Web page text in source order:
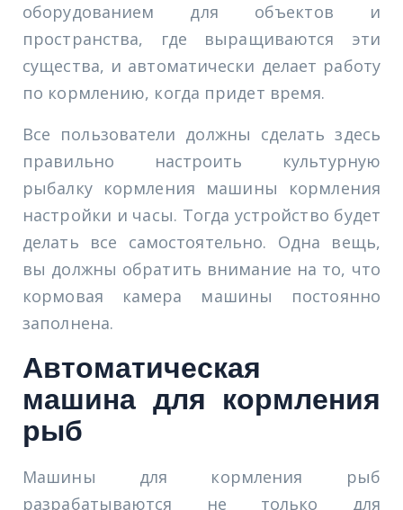
оборудованием для объектов и
пространства, где выращиваются эти
существа, и автоматически делает работу
по кормлению, когда придет время.
Все пользователи должны сделать здесь
правильно настроить культурную
рыбалку кормления машины кормления
настройки и часы. Тогда устройство будет
делать все самостоятельно. Одна вещь,
вы должны обратить внимание на то, что
кормовая камера машины постоянно
заполнена.
Автоматическая
машина для кормления
рыб
Машины для кормления рыб
разрабатываются не только для